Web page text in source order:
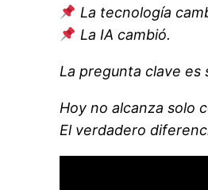
La tecnología
La IA cambió.
La pregunta clave es
Hoy no alcanza solo
El verdadero